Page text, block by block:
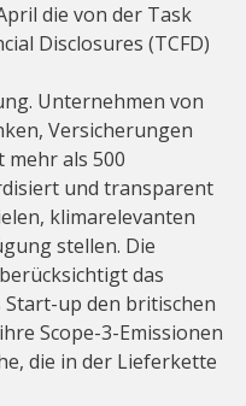
die von der Task
Disclosures (TCFD)
Unternehmen von
Versicherungen
als 500
und transparent
klimarelevanten
stellen. Die
das
Start-up den britischen
Scope-3-Emissionen
die in der Lieferkette